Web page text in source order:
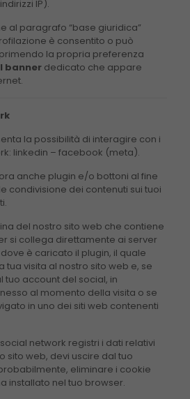
IP).
al paragrafo “base giuridica”
è consentito o può
la propria preferenza
banner dedicato che appare
la possibilità di interagire con i
linkedin – facebook (meta).
anche plugin e/o bottoni al fine
condivisione dei contenuti sui tuoi
del nostro sito web che contiene
si collega direttamente ai server
è caricato il plugin, il quale
tua visita al nostro sito web e, se
tuo account del social, in
al momento della visita o se
in uno dei siti web contenenti
network registri i dati relativi
sito web, devi uscire dal tuo
eliminare i cookie
installato nel tuo browser.